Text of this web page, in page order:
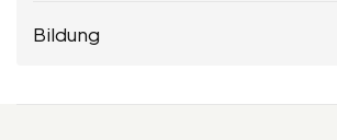
Bildung